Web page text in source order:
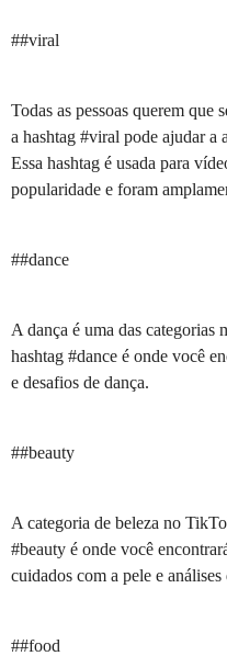
##viral
Todas as pessoas querem que
a hashtag #viral pode ajudar a
Essa hashtag é usada para
popularidade e foram
##dance
A dança é uma das categorias
hashtag #dance é onde você
e desafios de dança.
##beauty
A categoria de beleza no
#beauty é onde você
cuidados com a pele e
##food